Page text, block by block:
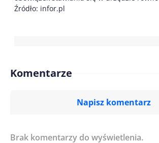
Źródło: infor.pl
Komentarze
Napisz komentarz
Imię/ Nick*
Brak komentarzy do wyświetlenia.